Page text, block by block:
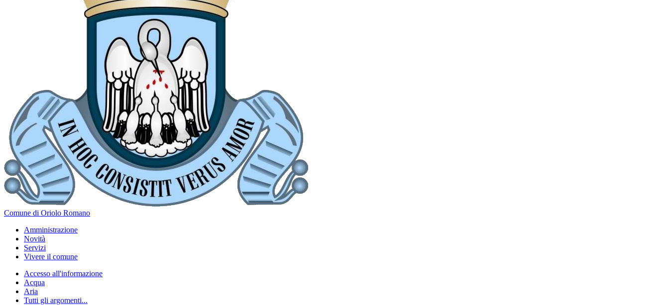
Comune di Oriolo Romano
Amministrazione
Novità
Servizi
Vivere il comune
Accesso all'informazione
Acqua
Aria
Tutti gli argomenti...